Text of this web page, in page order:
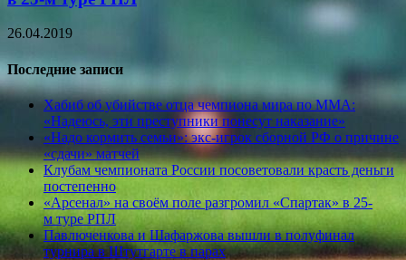
26.04.2019
Последние записи
Хабиб об убийстве отца чемпиона мира по ММА:
«Надеюсь, эти преступники понесут наказание»
«Надо кормить семьи»: экс-игрок сборной РФ о причине
«сдачи» матчей
Клубам чемпионата России посоветовали красть деньги
постепенно
«Арсенал» на своём поле разгромил «Спартак» в 25-
м туре РПЛ
Павлюченкова и Шафаржова вышли в полуфинал
турнира в Штутгарте в парах